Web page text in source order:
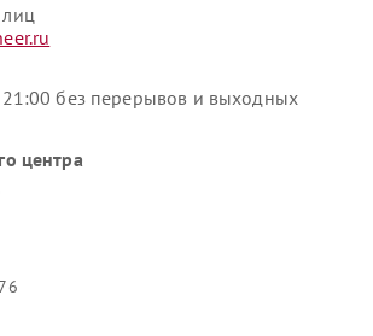
без перерывов и выходных
центра